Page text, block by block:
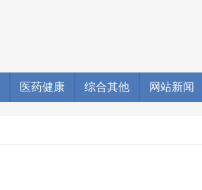
医药健康 综合其他 网站新闻